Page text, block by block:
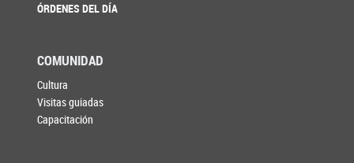
ÓRDENES DEL DÍA
COMUNIDAD
Cultura
Visitas guiadas
Capacitación